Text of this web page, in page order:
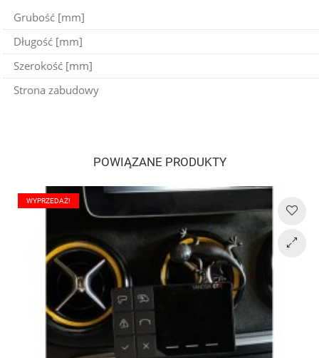
Grubość [mm]
Długość [mm]
Szerokość [mm]
Strona zabudowy
POWIĄZANE PRODUKTY
WYPRZEDAŻ!